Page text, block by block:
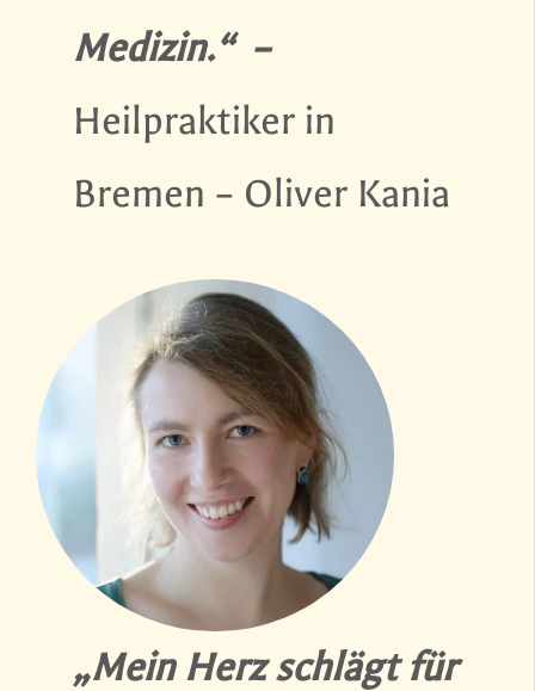
Medizin.“ –
Heilpraktiker in
Bremen – Oliver Kania
„Mein Herz schlägt für